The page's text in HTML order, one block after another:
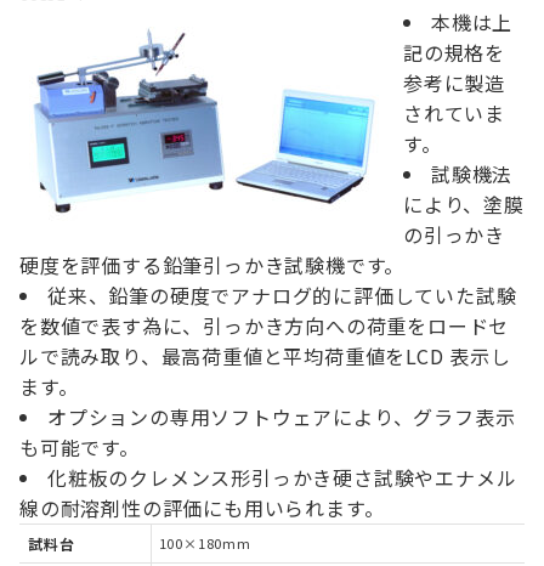
本機は上
記の規格を
参考に製造
されていま
す。
試験機法
により、塗膜
の引っかき
硬度を評価する鉛筆引っかき試験機です。
従来、鉛筆の硬度でアナログ的に評価していた試験
を数値で表す為に、引っかき方向への荷重をロードセ
ルで読み取り、最高荷重値と平均荷重値をLCD 表示し
ます。
オプションの専用ソフトウェアにより、グラフ表示
も可能です。
化粧板のクレメンス形引っかき硬さ試験やエナメル
線の耐溶剤性の評価にも用いられます。
試料台 100×180mm